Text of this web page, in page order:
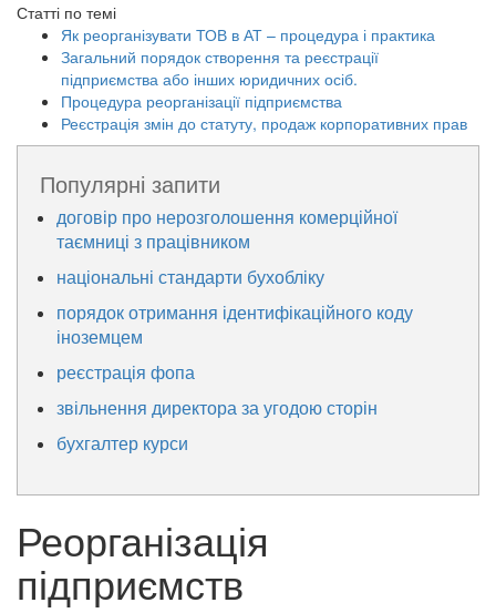
Статті по темі
Як реорганізувати ТОВ в АТ – процедура і практика
Загальний порядок створення та реєстрації
підприємства або інших юридичних осіб.
Процедура реорганізації підприємства
Реєстрація змін до статуту, продаж корпоративних прав
Популярні запити
договір про нерозголошення комерційної
таємниці з працівником
національні стандарти бухобліку
порядок отримання ідентифікаційного коду
іноземцем
реєстрація фопа
звільнення директора за угодою сторін
бухгалтер курси
Реорганізація
підприємств